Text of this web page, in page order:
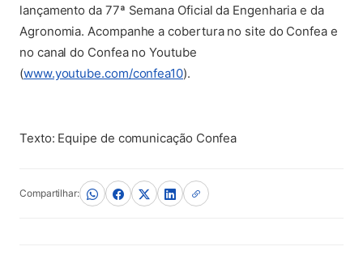
lançamento da 77ª Semana Oficial da Engenharia e da
Agronomia. Acompanhe a cobertura no site do Confea e
no canal do Confea no Youtube
(www.youtube.com/confea10(abre em nova aba)
).
Texto: Equipe de comunicação Confea
Compartilhar: